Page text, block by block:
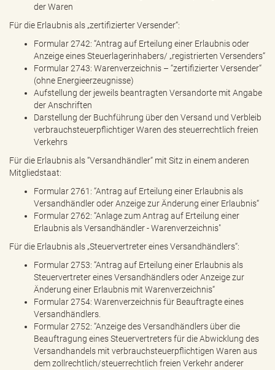
der Waren
Für die Erlaubnis als „zertifizierter Versender“:
Formular 2742: “Antrag auf Erteilung einer Erlaubnis oder
Anzeige eines Steuerlagerinhabers/ „registrierten Versenders“
Formular 2743: Warenverzeichnis – “zertifizierter Versender“
(ohne Energieerzeugnisse)
Aufstellung der jeweils beantragten Versandorte mit Angabe
der Anschriften
Darstellung der Buchführung über den Versand und Verbleib
verbrauchsteuerpflichtiger Waren des steuerrechtlich freien
Verkehrs
Für die Erlaubnis als “Versandhändler“ mit Sitz in einem anderen
Mitgliedstaat:
Formular 2761: “Antrag auf Erteilung einer Erlaubnis als
Versandhändler oder Anzeige zur Änderung einer Erlaubnis“
Formular 2762: “Anlage zum Antrag auf Erteilung einer
Erlaubnis als Versandhändler - Warenverzeichnis"
Für die Erlaubnis als „Steuervertreter eines Versandhändlers“:
Formular 2753: “Antrag auf Erteilung einer Erlaubnis als
Steuervertreter eines Versandhändlers oder Anzeige zur
Änderung einer Erlaubnis mit Warenverzeichnis“
Formular 2754: Warenverzeichnis für Beauftragte eines
Versandhändlers.
Formular 2752: “Anzeige des Versandhändlers über die
Beauftragung eines Steuervertreters für die Abwicklung des
Versandhandels mit verbrauchsteuerpflichtigen Waren aus
dem zollrechtlich/steuerrechtlich freien Verkehr anderer